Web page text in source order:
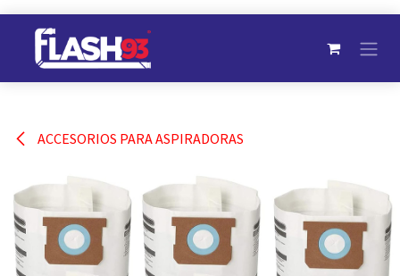
Ir al contenido
ACCESORIOS PARA ASPIRADORAS